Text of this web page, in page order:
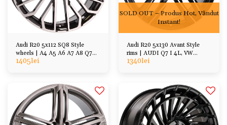
Audi R20 5x112 SQ8 Style
wheels | A4 A5 A6 A7 A8 Q7
Q5 Q3, VW Group
1405lei
SOLD OUT – Produs Hot, Vândut
Instant!
Audi R20 5x130 Avant Style
rims | AUDI Q7 I 4L, VW
Touareg Gen. 7L 7P
1340lei